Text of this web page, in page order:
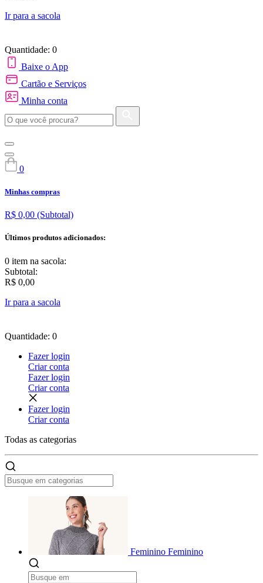
Ir para a sacola
Quantidade: 0
Baixe o App
Cartão e Serviços
Minha conta
0
Minhas compras
R$ 0,00 (Subtotal)
Últimos produtos adicionados:
0 item na sacola:
Subtotal:
R$ 0,00
Ir para a sacola
Quantidade: 0
Fazer login
Criar conta
Fazer login
Criar conta
Fazer login
Criar conta
Todas as categorias
Feminino Feminino